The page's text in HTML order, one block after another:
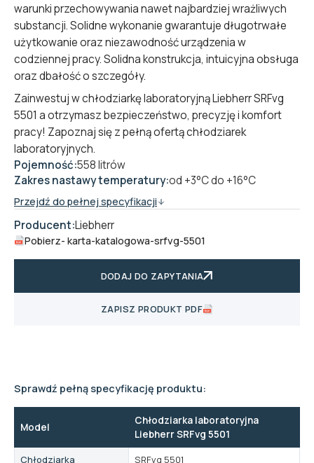
warunki przechowywania nawet najbardziej wrażliwych
substancji. Solidne wykonanie gwarantuje długotrwałe
użytkowanie oraz niezawodność urządzenia w
codziennej pracy. Solidna konstrukcja, intuicyjna obsługa
oraz dbałość o szczegóły.
Zainwestuj w chłodziarkę laboratoryjną Liebherr SRFvg
5501 a otrzymasz bezpieczeństwo, precyzję i komfort
pracy! Zapoznaj się z pełną ofertąchłodziarek
laboratoryjnych.
Pojemność:558 litrów
Zakres nastawy temperatury:od +3°C do +16°C
Przejdź do pełnej specyfikacji
Producent:Liebherr
Pobierz- karta-katalogowa-srfvg-5501
DODAJ DO ZAPYTANIA
ZAPISZ PRODUKT PDF
Sprawdź pełną specyfikację produktu:
Model
Chłodziarka laboratoryjna
Liebherr SRFvg 5501
Chłodziarka
SRFvg 5501